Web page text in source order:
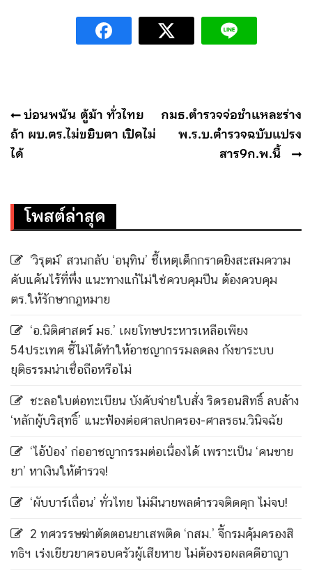
แนะแนว
เรื่อง
บ่อนพนัน ตู้ม้า ทั่วไทย
ถ้า ผบ.ตร.ไม่ขยิบตา เปิดไม่
ได้
กมธ.ตำรวจจ่อชำแหละร่าง
พ.ร.บ.ตำรวจฉบับแปรง
สาร9ก.พ.นี้
โพสต์ล่าสุด
‘วิรุตม์’ สวนกลับ ‘อนุทิน’ ชี้เหตุเด็กกราดยิงสะสมความ
คับแค้นไร้ที่พึ่ง แนะทางแก้ไม่ใช่ควบคุมปืน ต้องควบคุม
ตร.ให้รักษากฎหมาย
‘อ.นิติศาสตร์ มธ.’ เผยโทษประหารเหลือเพียง
54ประเทศ ชี้ไม่ได้ทำให้อาชญากรรมลดลง กังขาระบบ
ยุติธรรมน่าเชื่อถือหรือไม่
ชะลอใบต่อทะเบียน บังคับจ่ายใบสั่ง ริดรอนสิทธิ์ ลบล้าง
‘หลักผู้บริสุทธิ์’ แนะฟ้องต่อศาลปกครอง-ศาลรธน.วินิจฉัย
‘ไอ้ป๋อง’ ก่ออาชญากรรมต่อเนื่องได้ เพราะเป็น ‘คนขาย
ยา’ หาเงินให้ตำรวจ!
‘ผับบาร์เถื่อน’ ทั่วไทย ไม่มีนายพลตำรวจติดคุก ไม่จบ!
2 ทศวรรษฆ่าตัดตอนยาเสพติด ‘กสม.’ จี้กรมคุ้มครองสิ
ทธิฯ เร่งเยียวยาครอบครัวผู้เสียหาย ไม่ต้องรอผลคดีอาญา